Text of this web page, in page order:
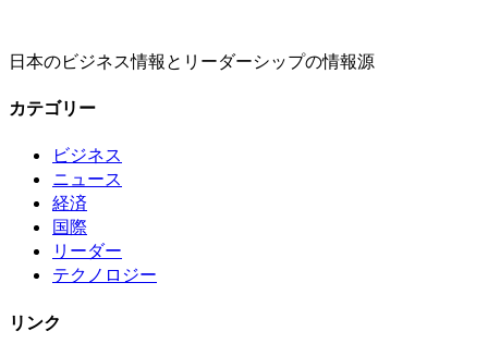
日本のビジネス情報とリーダーシップの情報源
カテゴリー
ビジネス
ニュース
経済
国際
リーダー
テクノロジー
リンク